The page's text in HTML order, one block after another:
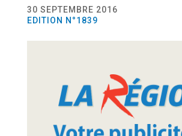
30 SEPTEMBRE 2016
EDITION N°1839